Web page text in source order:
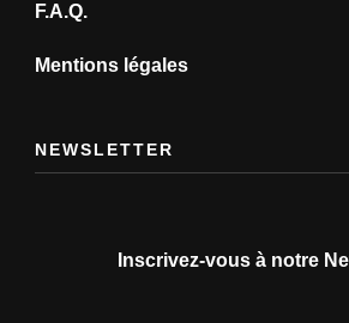
F.A.Q.
Mentions légales
NEWSLETTER
Inscrivez-vous à notre